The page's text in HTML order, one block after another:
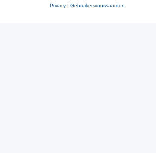
Privacy | Gebruikersvoorwaarden